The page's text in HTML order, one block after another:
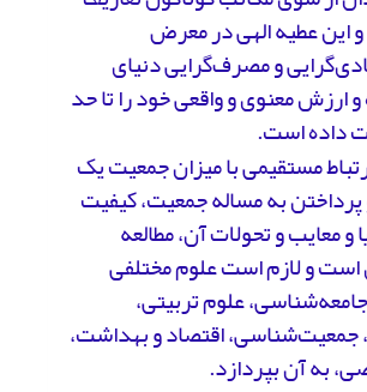
این عطیه الهی در معرض
و مصرف‌گرایی دنیای
و ارزش معنوی و واقعی خود را تا حد
داده است.
مستقیمی با میزان جمعیت یک
پرداختن به مساله جمعیت، کیفیت
و معایب و تحولات آن، مطالعه
و لازم است علوم مختلفی
علوم تربیتی،
اقتصاد و بهداشت،
به آن بپردازد.